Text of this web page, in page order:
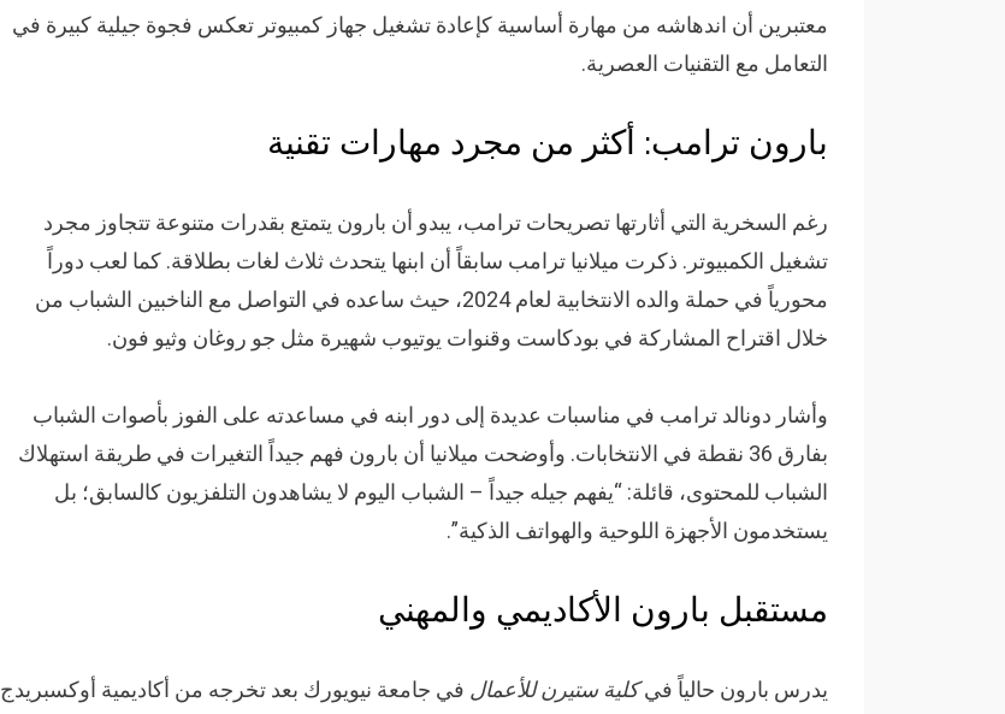
معتبرين أن اندهاشه من مهارة أساسية كإعادة تشغيل جهاز كمبيوتر تعكس فجوة جيلية كبيرة في
التعامل مع التقنيات العصرية.
بارون ترامب: أكثر من مجرد مهارات تقنية
رغم السخرية التي أثارتها تصريحات ترامب، يبدو أن بارون يتمتع بقدرات متنوعة تتجاوز مجرد
تشغيل الكمبيوتر. ذكرت ميلانيا ترامب سابقاً أن ابنها يتحدث ثلاث لغات بطلاقة. كما لعب دوراً
محورياً في حملة والده الانتخابية لعام 2024، حيث ساعده في التواصل مع الناخبين الشباب من
خلال اقتراح المشاركة في بودكاست وقنوات يوتيوب شهيرة مثل جو روغان وثيو فون.
وأشار دونالد ترامب في مناسبات عديدة إلى دور ابنه في مساعدته على الفوز بأصوات الشباب
بفارق 36 نقطة في الانتخابات. وأوضحت ميلانيا أن بارون فهم جيداً التغيرات في طريقة استهلاك
الشباب للمحتوى، قائلة: “يفهم جيله جيداً – الشباب اليوم لا يشاهدون التلفزيون كالسابق؛ بل
يستخدمون الأجهزة اللوحية والهواتف الذكية”.
مستقبل بارون الأكاديمي والمهني
يدرس بارون حالياً فيكلية ستيرن للأعمال في جامعة نيويورك بعد تخرجه من أكاديمية أوكسبريدج